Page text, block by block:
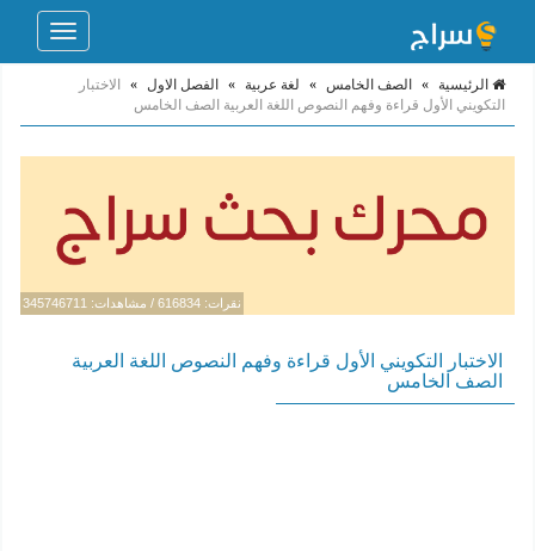
Toggle
الرئيسية » الصف الخامس » لغة عربية » الفصل الاول »
الاختبار
التكويني الأول قراءة وفهم النصوص اللغة العربية الصف الخامس
نقرات: 616834 / مشاهدات: 345746711
الاختبار التكويني الأول قراءة وفهم النصوص اللغة العربية
الصف الخامس